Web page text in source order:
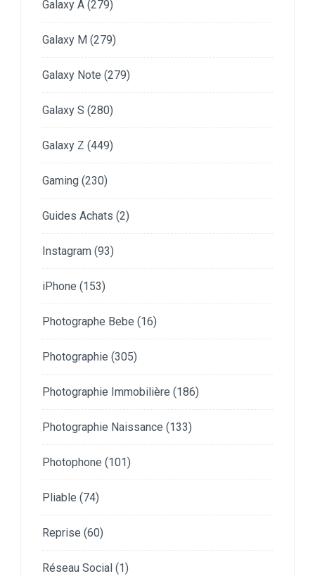
Galaxy A (279)
Galaxy M (279)
Galaxy Note (279)
Galaxy S (280)
Galaxy Z (449)
Gaming (230)
Guides Achats (2)
Instagram (93)
iPhone (153)
Photographe Bebe (16)
Photographie (305)
Photographie Immobilière (186)
Photographie Naissance (133)
Photophone (101)
Pliable (74)
Reprise (60)
Réseau Social (1)